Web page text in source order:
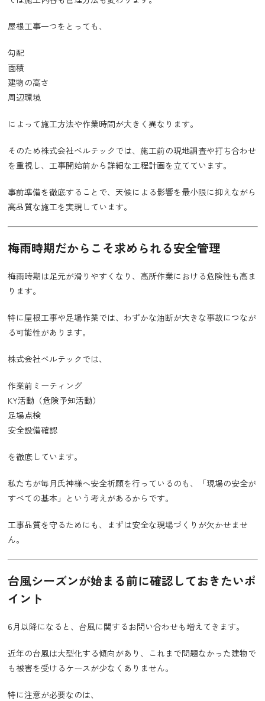
屋根工事一つをとっても、
勾配
面積
建物の高さ
周辺環境
によって施工方法や作業時間が大きく異なります。
そのため株式会社ベルテックでは、施工前の現地調査や打ち合わせ
を重視し、工事開始前から詳細な工程計画を立てています。
事前準備を徹底することで、天候による影響を最小限に抑えながら
高品質な施工を実現しています。
梅雨時期だからこそ求められる安全管理
梅雨時期は足元が滑りやすくなり、高所作業における危険性も高ま
ります。
特に屋根工事や足場作業では、わずかな油断が大きな事故につなが
る可能性があります。
株式会社ベルテックでは、
作業前ミーティング
KY活動（危険予知活動）
足場点検
安全設備確認
を徹底しています。
私たちが毎月氏神様へ安全祈願を行っているのも、「現場の安全が
すべての基本」という考えがあるからです。
工事品質を守るためにも、まずは安全な現場づくりが欠かせませ
ん。
台風シーズンが始まる前に確認しておきたいポ
イント
6月以降になると、台風に関するお問い合わせも増えてきます。
近年の台風は大型化する傾向があり、これまで問題なかった建物で
も被害を受けるケースが少なくありません。
特に注意が必要なのは、